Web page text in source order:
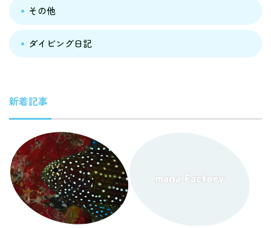
その他
ダイビング日記
新着記事